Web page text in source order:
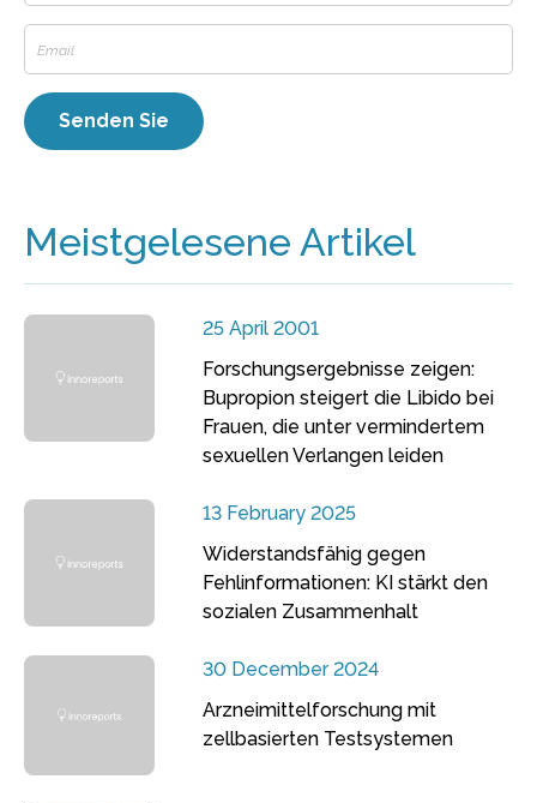
Meistgelesene Artikel
25 April 2001
Forschungsergebnisse zeigen:
Bupropion steigert die Libido bei
Frauen, die unter vermindertem
sexuellen Verlangen leiden
13 February 2025
Widerstandsfähig gegen
Fehlinformationen: KI stärkt den
sozialen Zusammenhalt
30 December 2024
Arzneimittelforschung mit
zellbasierten Testsystemen